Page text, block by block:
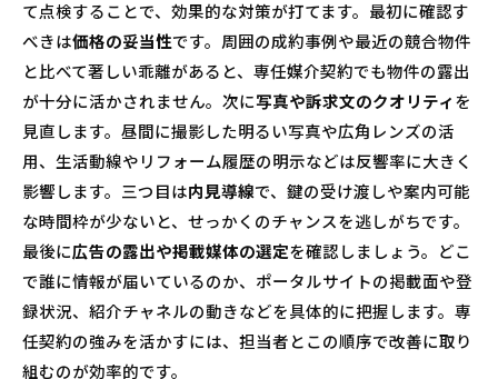
て点検することで、効果的な対策が打てます。最初に確認す
べきは価格の妥当性です。周囲の成約事例や最近の競合物件
と比べて著しい乖離があると、専任媒介契約でも物件の露出
が十分に活かされません。次に写真や訴求文のクオリティ を
見直します。昼間に撮影した明るい写真や広角レンズの活
用、生活動線やリフォーム履歴の明示などは反響率に大きく
影響します。三つ目は内見導線で、鍵の受け渡しや案内可能
な時間枠が少ないと、せっかくのチャンスを逃しがちです。
最後に広告の露出や掲載媒体の選定を確認しましょう。どこ
で誰に情報が届いているのか、ポータルサイトの掲載面や登
録状況、紹介チャネルの動きなどを具体的に把握します。専
任契約の強みを活かすには、担当者とこの順序で改善に取り
組むのが効率的です。